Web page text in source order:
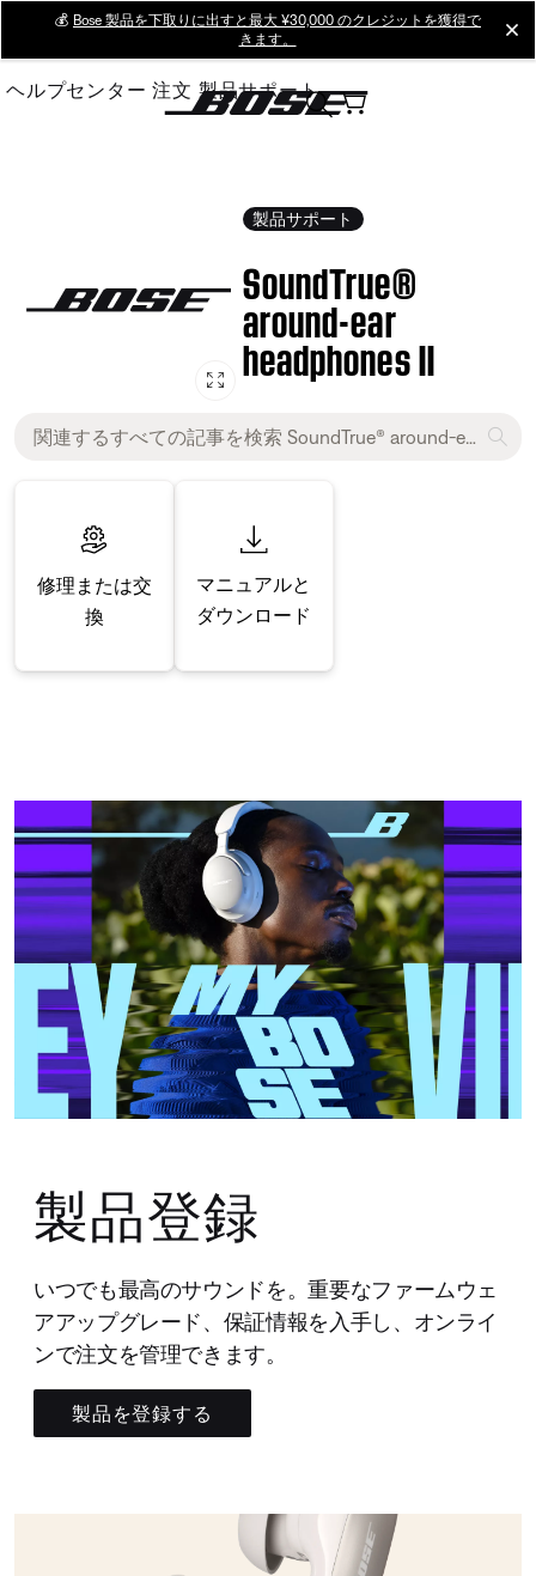
Main
💰 Bose 製品を下取りに出すと最大 ¥30,000 のクレジットを獲得で
きます。
ヘルプセンター 注文 製品サポート
製品サポート
SoundTrue®
around-ear
headphones II
修理または交
換
マニュアルと
ダウンロード
製品登録
いつでも最高のサウンドを。重要なファームウェ
アアップグレード、保証情報を入手し、オンライ
ンで注文を管理できます。
製品を登録する